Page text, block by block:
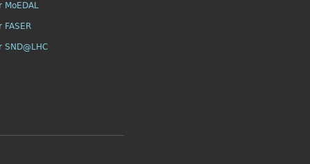
MoEDAL
FASER
SND@LHC